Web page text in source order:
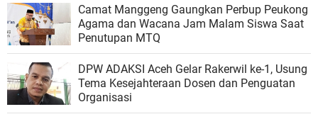
Camat Manggeng Gaungkan Perbup Peukong
Agama dan Wacana Jam Malam Siswa Saat
Penutupan MTQ
DPW ADAKSI Aceh Gelar Rakerwil ke-1, Usung
Tema Kesejahteraan Dosen dan Penguatan
Organisasi